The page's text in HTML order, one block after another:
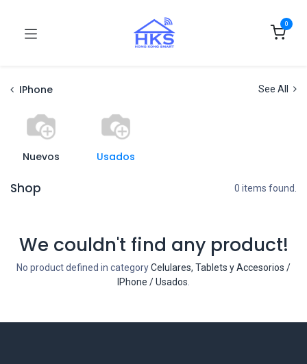
0
IPhone See All
Nuevos Usados
Shop 0 items found.
We couldn't find any product!
No product defined in categoryCelulares, Tablets y Accesorios /
IPhone / Usados